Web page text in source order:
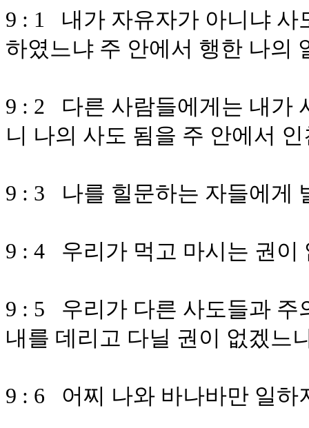
9 : 1 내가 자유자가 아니냐 사
하였느냐 주 안에서 행한 나의
9 : 2 다른 사람들에게는 내가
니 나의 사도 됨을 주 안에서
9 : 3 나를 힐문하는 자들에게
9 : 4 우리가 먹고 마시는 권이
9 : 5 우리가 다른 사도들과 주
내를 데리고 다닐 권이 없겠느
9 : 6 어찌 나와 바나바만 일하